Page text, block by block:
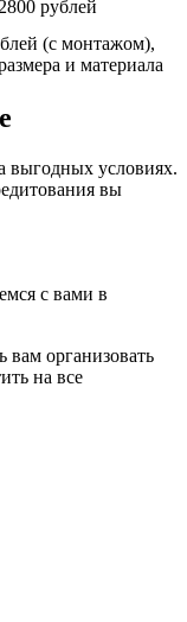
рублей
(с монтажом),
и материала
выгодных условиях.
вы
с вами в
организовать
на все